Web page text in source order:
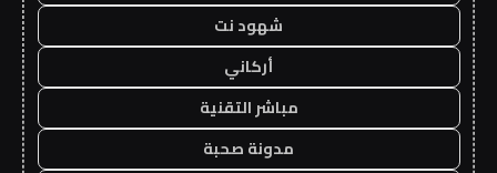
شهود نت
أركاني
مباشر التقنية
مدونة صحبة